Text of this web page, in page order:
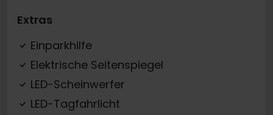
Extras
Einparkhilfe
Elektrische Seitenspiegel
LED-Scheinwerfer
LED-Tagfahrlicht